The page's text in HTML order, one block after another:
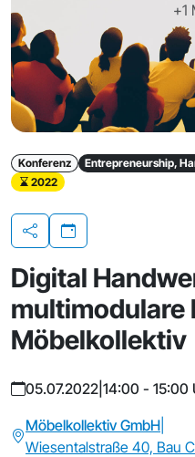
+1
Konferenz Entrepreneurship,
2022
Teilen
Digital
multimodulare
Möbelkollektiv
05.07.2022 14:00 - 15:00
Möbelkollektiv GmbH
Wiesentalstraße 40, Bau